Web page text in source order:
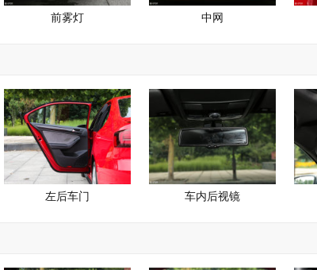
前雾灯 中网
左后车门 车内后视镜